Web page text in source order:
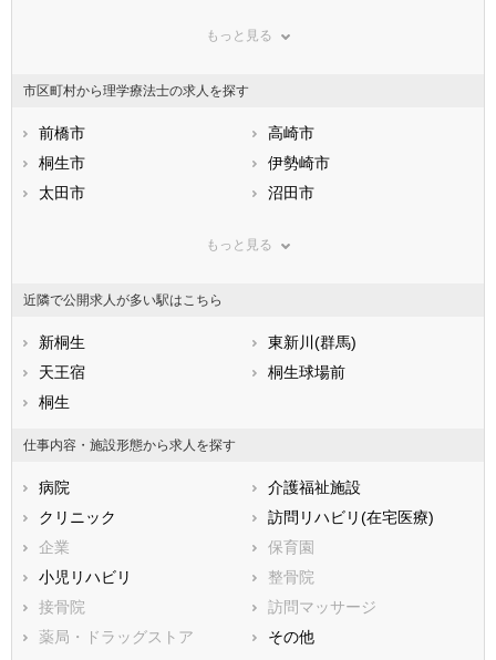
神奈川県
石川県
福井県
静岡県
滋賀県
兵庫県
山口県
福岡県
佐賀県
熊本県
宮崎県
鹿児島県
もっと見る
市区町村から理学療法士の求人を探す
前橋市
高崎市
桐生市
伊勢崎市
太田市
沼田市
富岡市
富士見村
北群馬郡吉岡町
吉井町
多野郡上野村
多野郡神流町
甘楽郡下仁田町
吾妻郡草津町
吾妻郡高山村
吾妻郡東吾妻町
利根郡片品村
利根郡川場村
利根郡昭和村
利根郡みなかみ町
佐波郡玉村町
邑楽郡板倉町
邑楽郡明和町
邑楽郡千代田町
邑楽郡大泉町
もっと見る
近隣で公開求人が多い駅はこちら
新桐生
東新川(群馬)
天王宿
桐生球場前
桐生
仕事内容・施設形態から求人を探す
病院
介護福祉施設
クリニック
訪問リハビリ(在宅医療)
企業
保育園
小児リハビリ
整骨院
接骨院
訪問マッサージ
薬局・ドラッグストア
その他